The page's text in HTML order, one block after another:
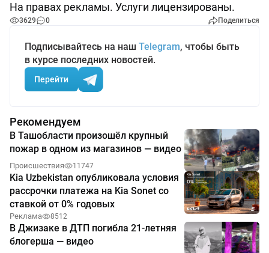
На правах рекламы. Услуги лицензированы.
3629 0 Поделиться
Подписывайтесь на наш Telegram, чтобы быть
в курсе последних новостей.
Перейти
Рекомендуем
В Ташобласти произошёл крупный
пожар в одном из магазинов — видео
Происшествия 11747
Kia Uzbekistan опубликовала условия
рассрочки платежа на Kia Sonet со
ставкой от 0% годовых
Реклама 8512
В Джизаке в ДТП погибла 21-летняя
блогерша — видео